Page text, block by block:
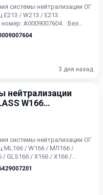
системы нейтрализации ОГ
/ W213 / Е213.
А0009007604. . Без
3 дня назад
нейтрализации
W166
системы нейтрализации ОГ
ML166 / W166 / МЛ166 /
/ GLS166 / X166 / Х166 /
Х204 /...